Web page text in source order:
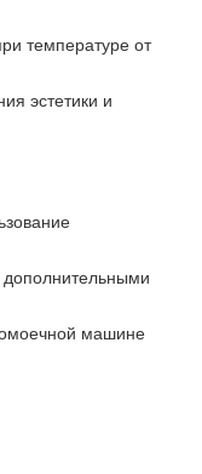
температуре от
эстетики и
дополнительными
машине